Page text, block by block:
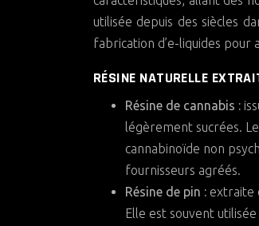
utilisée depuis des siècles
fabrication d’e-liquides pour
RÉSINE NATURELLE
Résine de cannabis :
légèrement sucrées.
cannabinoïde non
fournisseurs agréés.
Résine de pin : extraite
Elle est souvent